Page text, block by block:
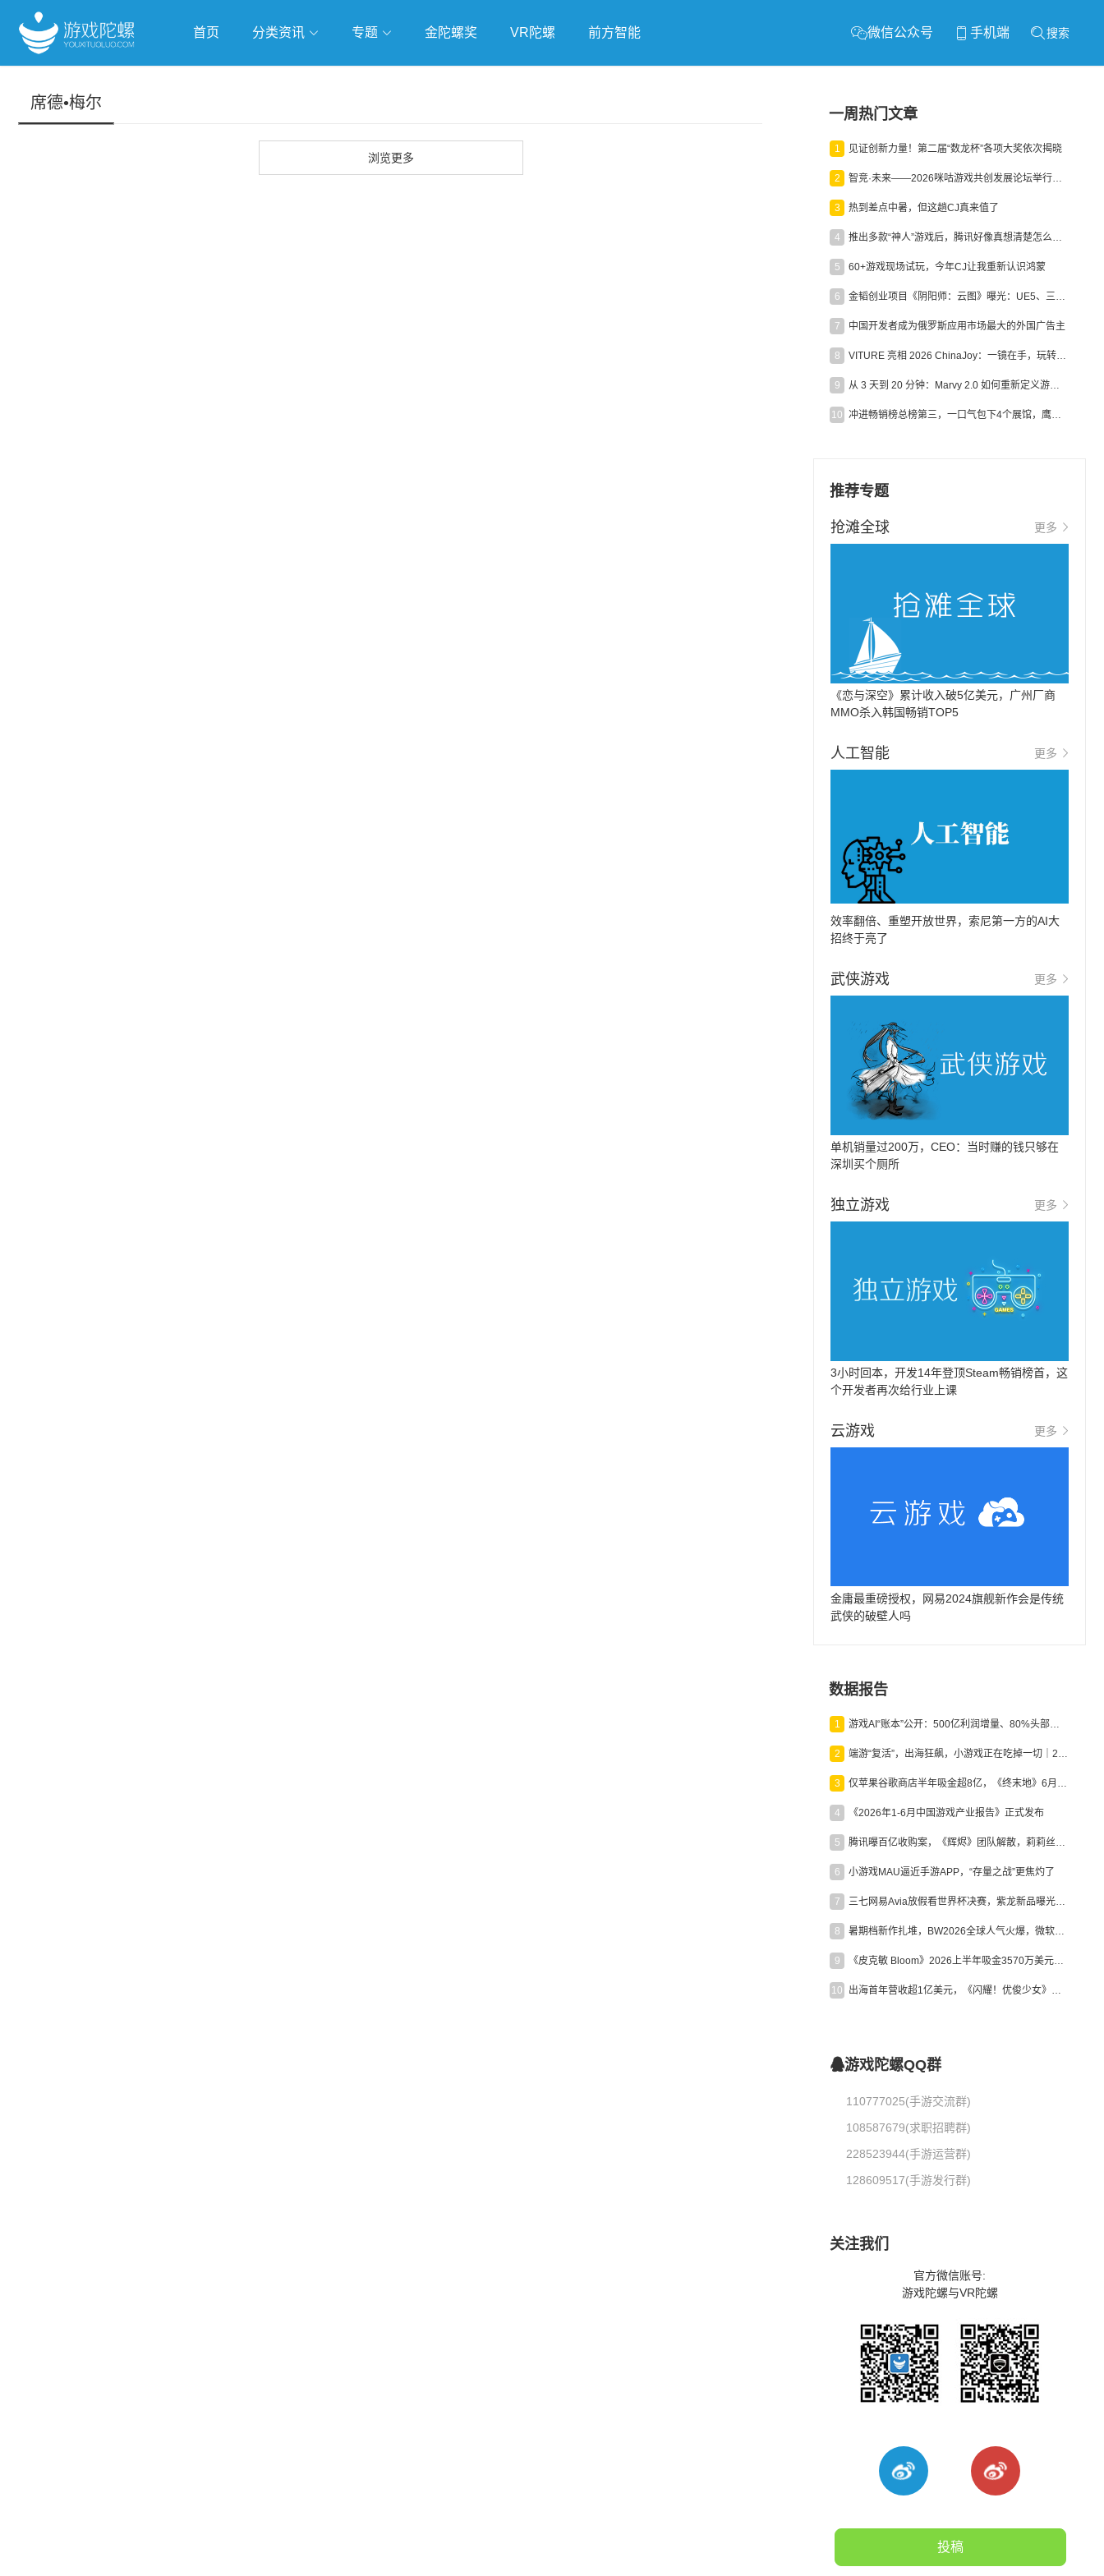
首页 分类资讯 专题 金陀螺奖 VR陀螺 前方智能 微信公众号 手机端 搜索
席德•梅尔
浏览更多
一周热门文章
1 见证创新力量！第二届“数龙杯”各项大奖依次揭晓
2 智竞·未来——2026咪咕游戏共创发展论坛举行：聚力精品内容、AI创作与电竞生态，共建高品质益智健康游戏社区
3 热到差点中暑，但这趟CJ真来值了
4 推出多款“神人”游戏后，腾讯好像真想清楚怎么做二次元了
5 60+游戏现场试玩，今年CJ让我重新认识鸿蒙
6 金韬创业项目《阴阳师：云图》曝光：UE5、三端互通、ARPG
7 中国开发者成为俄罗斯应用市场最大的外国广告主
8 VITURE 亮相 2026 ChinaJoy：一镜在手，玩转全场！
9 从 3 天到 20 分钟：Marvy 2.0 如何重新定义游戏出海营销效率？
10 冲进畅销榜总榜第三，一口气包下4个展馆，鹰角把嘉年华做爆了
推荐专题
抢滩全球 更多
《恋与深空》累计收入破5亿美元，广州厂商
MMO杀入韩国畅销TOP5
人工智能 更多
效率翻倍、重塑开放世界，索尼第一方的AI大
招终于亮了
武侠游戏 更多
单机销量过200万，CEO：当时赚的钱只够在
深圳买个厕所
独立游戏 更多
3小时回本，开发14年登顶Steam畅销榜首，这
个开发者再次给行业上课
云游戏 更多
金庸最重磅授权，网易2024旗舰新作会是传统
武侠的破壁人吗
数据报告
1 游戏AI“账本”公开：500亿利润增量、80%头部入局，谁在闷声发财？
2 端游“复活”，出海狂飙，小游戏正在吃掉一切｜2026上半年产业报告
3 仅苹果谷歌商店半年吸金超8亿，《终末地》6月份收入显著回暖
4 《2026年1-6月中国游戏产业报告》正式发布
5 腾讯曝百亿收购案，《辉烬》团队解散，莉莉丝新作曝光｜陀螺周报
6 小游戏MAU逼近手游APP，“存量之战”更焦灼了
7 三七网易Avia放假看世界杯决赛，紫龙新品曝光，米哈游新作上线 | 陀螺周报
8 暑期档新作扎堆，BW2026全球人气火爆，微软XBOX大裁员|陀螺周报
9 《皮克敏 Bloom》2026上半年吸金3570万美元，中国台湾成最大市场
10 出海首年营收超1亿美元，《闪耀！优俊少女》美国市场占比达七成
游戏陀螺QQ群
110777025(手游交流群)
108587679(求职招聘群)
228523944(手游运营群)
128609517(手游发行群)
关注我们
官方微信账号:
游戏陀螺与VR陀螺
投稿